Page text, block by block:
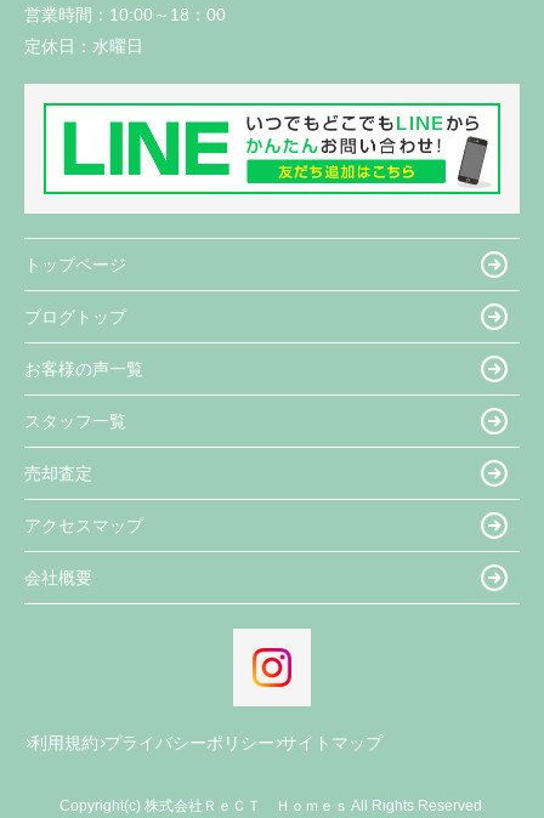
営業時間： 10:00～18：00
定休日： 水曜日
トップページ
ブログトップ
お客様の声一覧
スタッフ一覧
売却査定
アクセスマップ
会社概要
利用規約 プライバシーポリシー サイトマップ
Copyright(c) 株式会社ＲｅＣＴ Ｈｏｍｅｓ All Rights Reserved.